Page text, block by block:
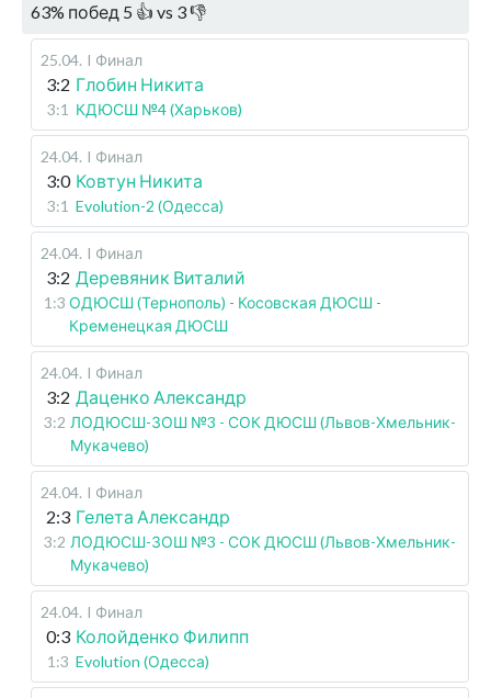
63% побед 5 👍 vs 3👎
25.04. I Финал
3:2 Глобин Никита
3:1 КДЮСШ №4 (Харьков)
24.04. I Финал
3:0 Ковтун Никита
3:1 Evolution-2 (Одесса)
24.04. I Финал
3:2 Деревяник Виталий
1:3 ОДЮСШ (Тернополь) - Косовская ДЮСШ -
Кременецкая ДЮСШ
24.04. I Финал
3:2 Даценко Александр
3:2 ЛОДЮСШ-ЗОШ №3 - СОК ДЮСШ (Львов-Хмельник-
Мукачево)
24.04. I Финал
2:3 Гелета Александр
3:2 ЛОДЮСШ-ЗОШ №3 - СОК ДЮСШ (Львов-Хмельник-
Мукачево)
24.04. I Финал
0:3 Колойденко Филипп
1:3 Evolution (Одесса)